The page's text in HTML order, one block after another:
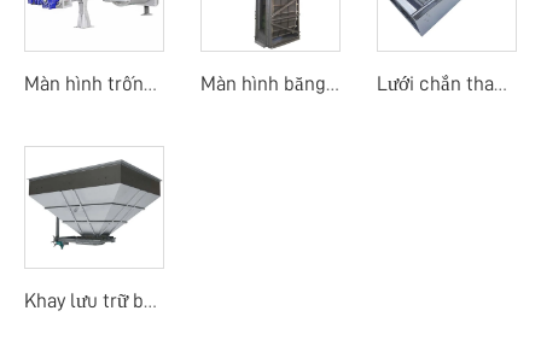
Màn hình trống quay mịn Màn hình băng dòng trung tâm Lưới chắn thanh mảnh
Khay lưu trữ bùn